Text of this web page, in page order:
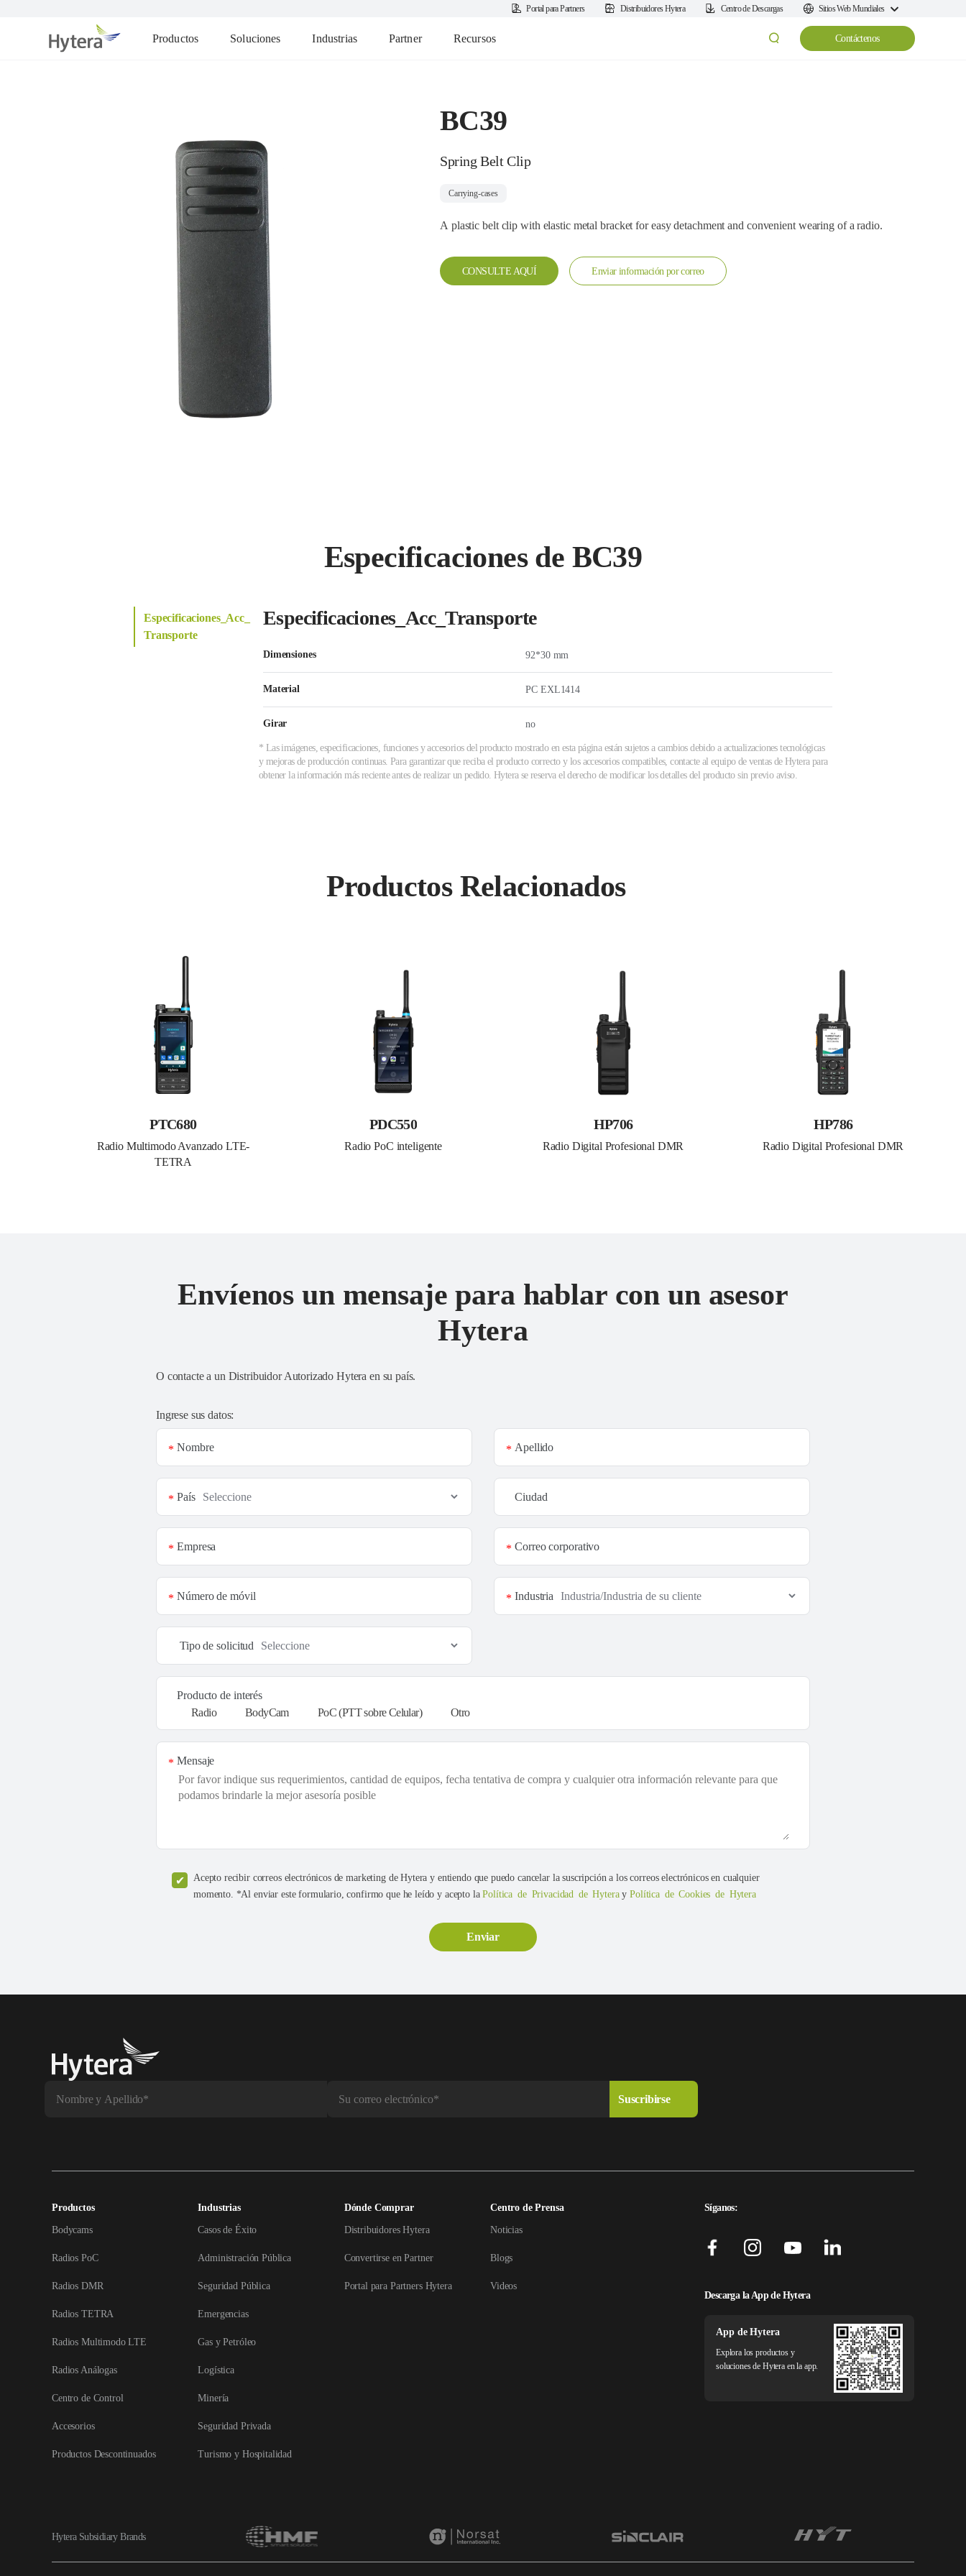
Portal para Partners Distribuidores Hytera Centro de Descargas Sitios Web Mundiales
Productos Soluciones Industrias Partner Recursos Contáctenos
BC39
Spring Belt Clip
Carrying-cases
A plastic belt clip with elastic metal bracket for easy detachment and convenient wearing of a radio.
CONSULTE AQUÍ Enviar información por correo
Especificaciones de BC39
Especificaciones_Acc_
Transporte
Especificaciones_Acc_Transporte
Dimensiones 92*30 mm
Material PC EXL1414
Girar no
* Las imágenes, especificaciones, funciones y accesorios del producto mostrado en esta página están sujetos a cambios debido a actualizaciones tecnológicas
y mejoras de producción continuas. Para garantizar que reciba el producto correcto y los accesorios compatibles, contacte al equipo de ventas de Hytera para
obtener la información más reciente antes de realizar un pedido. Hytera se reserva el derecho de modificar los detalles del producto sin previo aviso.
Productos Relacionados
PTC680
Radio Multimodo Avanzado LTE-
TETRA
PDC550
Radio PoC inteligente
HP706
Radio Digital Profesional DMR
HP786
Radio Digital Profesional DMR
Envíenos un mensaje para hablar con un asesor
Hytera
O contacte a un Distribuidor Autorizado Hytera en su país.
Ingrese sus datos:
Nombre
* Apellido
*
País
* Ciudad
Empresa
* Correo corporativo
*
Número de móvil
* Industria
*
Tipo de solicitud
Producto de interés
Radio
BodyCam PoC (PTT sobre Celular) Otro
Mensaje
*
Acepto recibir correos electrónicos de marketing de Hytera y entiendo que puedo cancelar la suscripción a los correos electrónicos en cualquier
momento. *Al enviar este formulario, confirmo que he leído y acepto laPolítica de Privacidad de HyterayPolítica de Cookies de Hytera
Productos
Bodycams
Radios PoC
Radios DMR
Radios TETRA
Radios Multimodo LTE
Radios Análogas
Centro de Control
Accesorios
Productos Descontinuados
Industrias
Casos de Éxito
Administración Pública
Seguridad Pública
Emergencias
Gas y Petróleo
Logística
Minería
Seguridad Privada
Turismo y Hospitalidad
Dónde Comprar
Distribuidores Hytera
Convertirse en Partner
Portal para Partners Hytera
Centro de Prensa
Noticias
Blogs
Videos
Síganos:
Descarga la App de Hytera
App de Hytera
Explora los productos y
soluciones de Hytera en la app.
Hytera Subsidiary Brands